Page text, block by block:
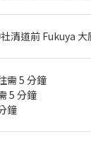
道前 Fukuya 大
需 5 分鐘
5 分鐘
鐘